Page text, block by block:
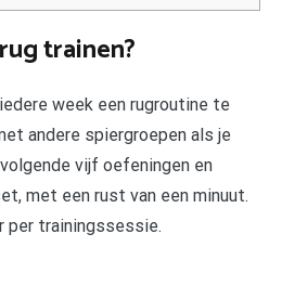
trainen?
week een rugroutine te
andere spiergroepen als je
vijf oefeningen en
met een rust van een minuut.
per trainingssessie.